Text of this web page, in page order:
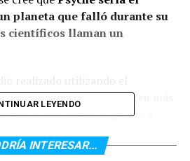
planeta que falló durante su
científicos llaman un
ha revelado una imagen más
asteroide. La investigación a
Becker ha analizado las
LEYENDO
INTERESAR...